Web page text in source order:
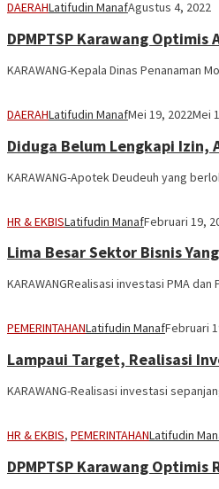
DAERAHLatifudin ManafAgustus 4, 2022
DPMPTSP Karawang
KARAWANG-Kepala Dinas Penanaman
DAERAHLatifudin ManafMei 19, 2022Mei
Diduga Belum Lengkapi Izin,
KARAWANG-Apotek Deudeuh yang
HR & EKBISLatifudin ManafFebruari 19,
Lima Besar Sektor Bisnis
KARAWANGRealisasi investasi PMA
PEMERINTAHANLatifudin ManafFebruari
Lampaui Target, Realisasi
KARAWANG-Realisasi investasi
HR & EKBIS, PEMERINTAHANLatifudin
DPMPTSP Karawang